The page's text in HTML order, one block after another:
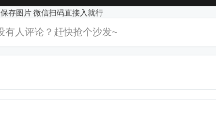
保存图片 微信扫码直接入就行